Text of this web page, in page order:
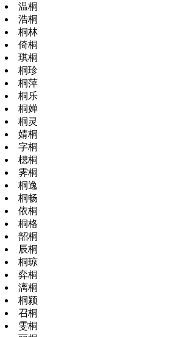
温桐
浩桐
桐林
倚桐
琪桐
桐珍
桐萍
桐乐
桐婵
桐灵
婧桐
字桐
楒桐
霁桐
桐逸
桐畅
依桐
桐格
韶桐
辰桐
桐琼
弈桐
漓桐
桐颍
召桐
雯桐